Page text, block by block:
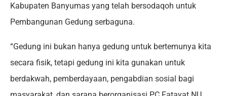
Kabupaten Banyumas yang telah bersodaqoh untuk
Pembangunan Gedung serbaguna.
“Gedung ini bukan hanya gedung untuk bertemunya kita
secara fisik, tetapi gedung ini kita gunakan untuk
berdakwah, pemberdayaan, pengabdian sosial bagi